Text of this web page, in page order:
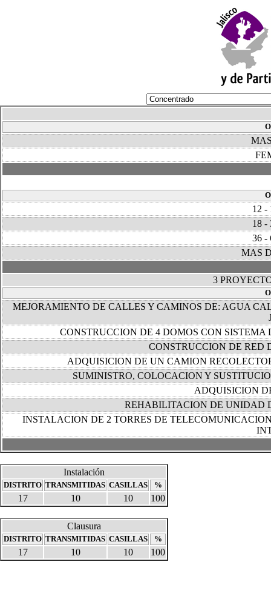
12 -
18 -
36 -
MAS
3
MEJORAMIENTO DE CALLES Y CAMINOS DE: AGUA
CONSTRUCCION DE 4 DOMOS CON
CONSTRUCCION DE RED
ADQUISICION DE UN CAMION
SUMINISTRO, COLOCACION Y
ADQUISICION
REHABILITACION DE UNIDAD
INSTALACION DE 2 TORRES DE
Instalación
DISTRITO TRANSMITIDAS CASILLAS %
17 10 10 100
Clausura
DISTRITO TRANSMITIDAS CASILLAS %
17 10 10 100